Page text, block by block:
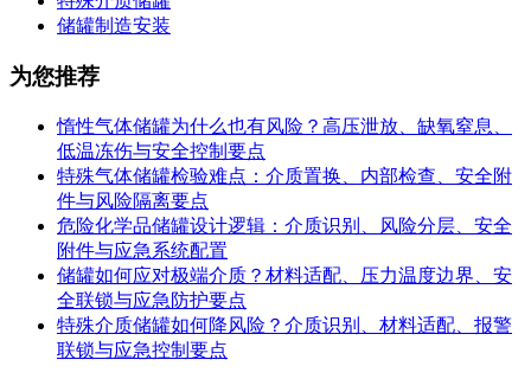
储罐制造安装
为您推荐
惰性气体储罐为什么也有风险？高压泄放、缺氧窒息、
低温冻伤与安全控制要点
特殊气体储罐检验难点：介质置换、内部检查、安全附
件与风险隔离要点
危险化学品储罐设计逻辑：介质识别、风险分层、安全
附件与应急系统配置
储罐如何应对极端介质？材料适配、压力温度边界、安
全联锁与应急防护要点
特殊介质储罐如何降风险？介质识别、材料适配、报警
联锁与应急控制要点